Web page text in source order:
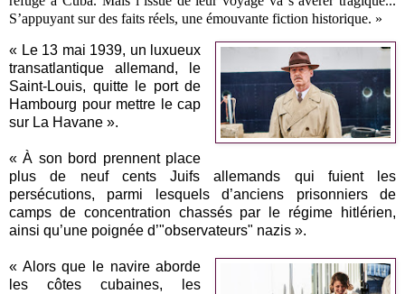
S’appuyant sur des faits réels, une émouvante fiction historique. »
« Le 13 mai 1939, un luxueux
transatlantique allemand, le
Saint-Louis, quitte le port de
Hambourg pour mettre le cap
sur La Havane ».
« À son bord prennent place
plus de neuf cents Juifs allemands qui fuient les
persécutions, parmi lesquels d’anciens prisonniers de
camps de concentration chassés par le régime hitlérien,
ainsi qu’une poignée d’"observateurs" nazis ».
« Alors que le navire aborde
les côtes cubaines, les